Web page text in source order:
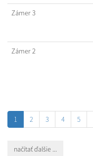
Zámer 3
Zámer 2
1 2 3 4 5
načítať ďalšie ...